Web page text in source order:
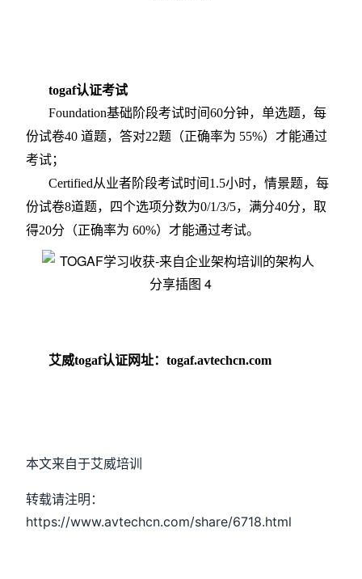
togaf认证考试
Foundation基础阶段考试时间60分钟，单选题，每
份试卷40 道题，答对22题（正确率为 55%）才能通过
考试；
Certified从业者阶段考试时间1.5小时，情景题，每
份试卷8道题，四个选项分数为0/1/3/5，满分40分，取
得20分（正确率为 60%）才能通过考试。
艾威togaf认证网址：togaf.avtechcn.com
本文来自于艾威培训
转载请注明：
https://www.avtechcn.com/share/6718.html